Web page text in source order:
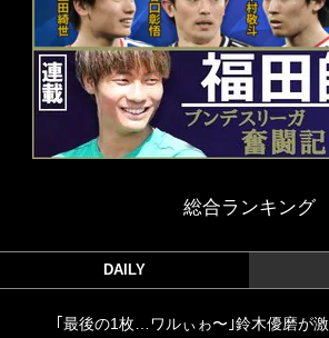
総合ランキング
DAILY
｢最後の1枚…ワルぃゎ〜｣鈴木優磨が激